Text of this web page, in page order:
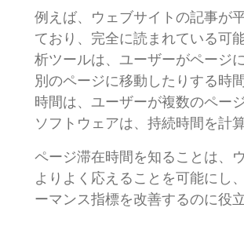
例えば、ウェブサイトの記事が
ており、完全に読まれている可
析ツールは、ユーザーがページ
別のページに移動したりする時
時間は、ユーザーが複数のペー
ソフトウェアは、持続時間を計
ページ滞在時間を知ることは、
よりよく応えることを可能にし
ーマンス指標を改善するのに役立